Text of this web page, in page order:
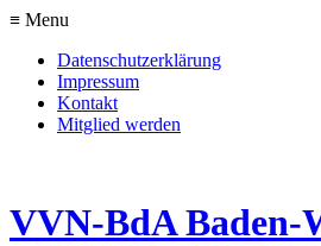
≡ Menu
Datenschutzerklärung
Impressum
Kontakt
Mitglied werden
VVN-BdA Baden-